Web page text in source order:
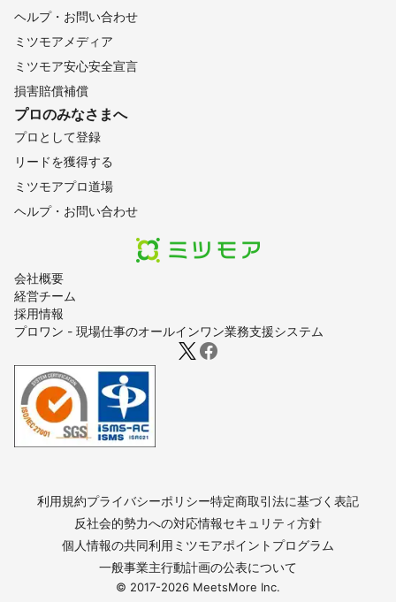
会社概要
経営チーム
採用情報
プロワン - 現場仕事のオールインワン業務支援システム
ヘルプ・お問い合わせ
ミツモアメディア
ミツモア安心安全宣言
損害賠償補償
プロのみなさまへ
プロとして登録
リードを獲得する
ミツモアプロ道場
ヘルプ・お問い合わせ
利用規約プライバシーポリシー特定商取引法に基づく表記
反社会的勢力への対応情報セキュリティ方針
個人情報の共同利用 ミツモアポイントプログラム
一般事業主行動計画の公表について
© 2017-2026 MeetsMore Inc.